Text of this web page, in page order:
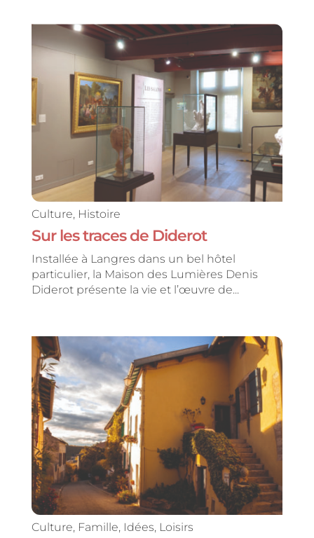
Culture, Histoire
Sur les traces de Diderot
Installée à Langres dans un bel hôtel
particulier, la Maison des Lumières Denis
Diderot présente la vie et l’œuvre de...
Culture, Famille, Idées, Loisirs